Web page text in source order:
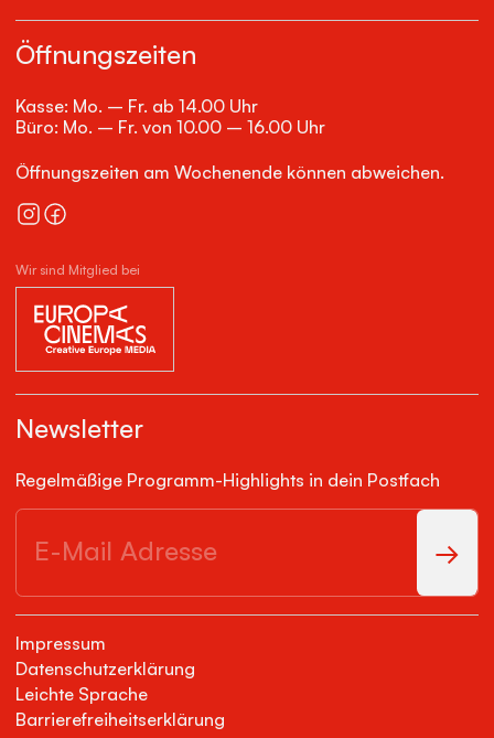
Öffnungszeiten
Kasse: Mo. – Fr. ab 14.00 Uhr
Büro: Mo. – Fr. von 10.00 – 16.00 Uhr
Öffnungszeiten am Wochenende können abweichen.
Wir sind Mitglied bei
Newsletter
Regelmäßige Programm-Highlights in dein Postfach
Impressum
Datenschutzerklärung
Leichte Sprache
Barrierefreiheitserklärung